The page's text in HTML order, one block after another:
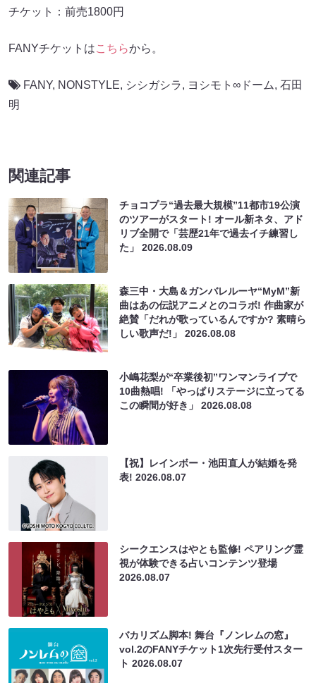
チケット：前売1800円
FANYチケットはこちらから。
FANY, NONSTYLE, シシガシラ, ヨシモト∞ドーム, 石田
明
関連記事
チョコプラ“過去最大規模”11都市19公演
のツアーがスタート! オール新ネタ、アド
リブ全開で「芸歴21年で過去イチ練習し
た」2026.08.09
森三中・大島＆ガンバレルーヤ“MyM”新
曲はあの伝説アニメとのコラボ! 作曲家が
絶賛「だれが歌っているんですか? 素晴ら
しい歌声だ!」2026.08.08
小嶋花梨が“卒業後初”ワンマンライブで
10曲熱唱! 「やっぱりステージに立ってる
この瞬間が好き」2026.08.08
【祝】レインボー・池田直人が結婚を発
表!2026.08.07
シークエンスはやとも監修! ペアリング霊
視が体験できる占いコンテンツ登場
2026.08.07
バカリズム脚本! 舞台『ノンレムの窓』
vol.2のFANYチケット1次先行受付スター
ト2026.08.07